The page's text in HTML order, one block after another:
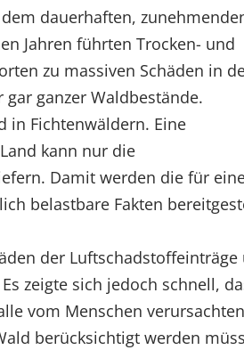
dauerhaften,
Jahren führten Trocken- und
zu massiven Schäden in
ganzer Waldbestände.
in Fichtenwäldern. Eine
kann nur die
Damit werden die für
belastbare Fakten
der Luftschadstoffeinträge
zeigte sich jedoch schnell,
vom Menschen verursachten
berücksichtigt werden